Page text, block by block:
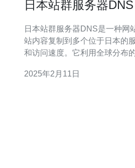
日本站群服务器
日本站群服务器DNS是一种网
站内容复制到多个位于日本的
和访问速度。它利用全球分布
提高响应时间。 选择日本站群服务器DNS有以下几个好
2025年2月11日